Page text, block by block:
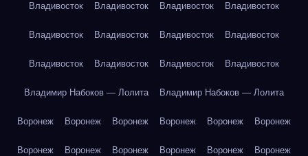
Владивосток Владивосток Владивосток Владивосток
Владивосток Владивосток Владивосток Владивосток
Владивосток Владивосток Владивосток Владивосток
Владимир Набоков — Лолита Владимир Набоков — Лолита
Воронеж Воронеж Воронеж Воронеж Воронеж Воронеж
Воронеж Воронеж Воронеж Воронеж Воронеж Воронеж